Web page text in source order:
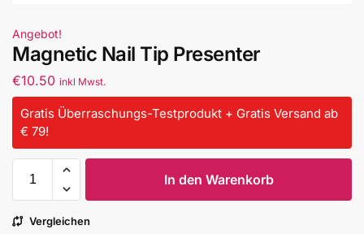
Angebot!
Magnetic Nail Tip Presenter
€10.50 inkl Mwst.
Gratis Überraschungs-Testprodukt + Gratis Versand ab
€ 79!
In den Warenkorb
Vergleichen